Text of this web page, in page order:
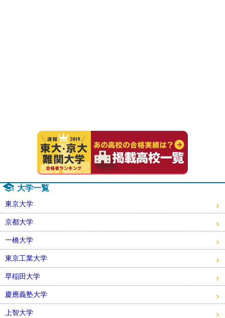
大学一覧
東京大学
京都大学
一橋大学
東京工業大学
早稲田大学
慶應義塾大学
上智大学